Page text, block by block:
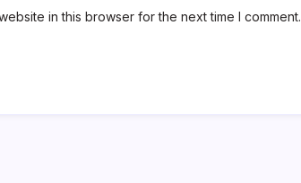
in this browser for the next time I comment.